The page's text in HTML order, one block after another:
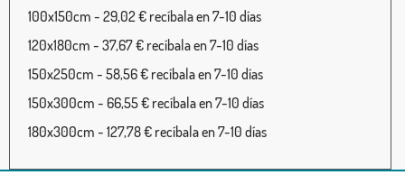
100x150cm - 29,02 € recíbala en 7-10 días
120x180cm - 37,67 € recíbala en 7-10 días
150x250cm - 58,56 € recíbala en 7-10 días
150x300cm - 66,55 € recíbala en 7-10 días
180x300cm - 127,78 € recíbala en 7-10 días